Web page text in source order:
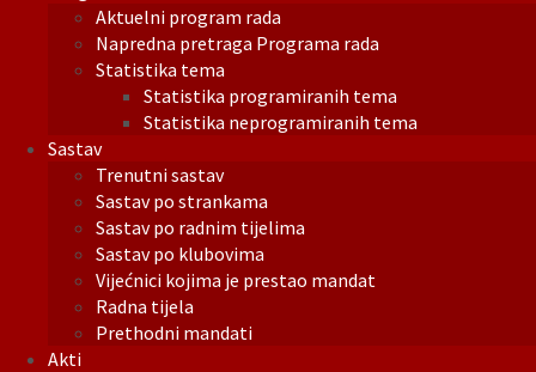
Aktuelni program rada
Napredna pretraga Programa rada
Statistika tema
Statistika programiranih tema
Statistika neprogramiranih tema
Sastav
Trenutni sastav
Sastav po strankama
Sastav po radnim tijelima
Sastav po klubovima
Vijećnici kojima je prestao mandat
Radna tijela
Prethodni mandati
Akti